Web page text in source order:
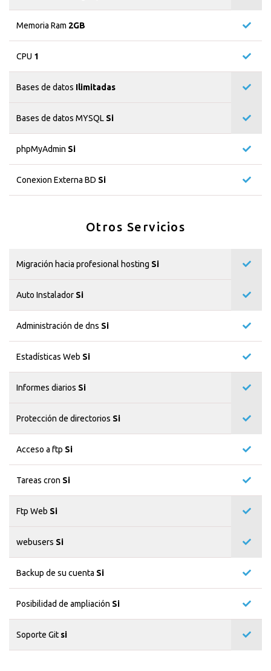
Memoria Ram 2GB
CPU 1
Bases de datos Ilimitadas
Bases de datos MYSQL Si
phpMyAdmin Si
Conexion Externa BD Si
Otros Servicios
Migración hacia profesional hosting Si
Auto Instalador Si
Administración de dns Si
Estadísticas Web Si
Informes diarios Si
Protección de directorios Si
Acceso a ftp Si
Tareas cron Si
Ftp Web Si
webusers Si
Backup de su cuenta Si
Posibilidad de ampliación Si
Soporte Git si